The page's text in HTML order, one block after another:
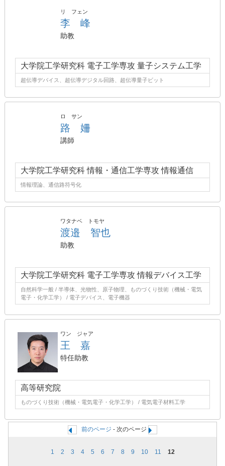
リ フェン
李 峰
助教
大学院工学研究科 電子工学専攻 量子システム工学
超伝導デバイス、超伝導デジタル回路、超伝導量子ビット
ロ サン
路 姍
講師
大学院工学研究科 情報・通信工学専攻 情報通信
情報理論、通信路符号化
ワタナベ トモヤ
渡邉 智也
助教
大学院工学研究科 電子工学専攻 情報デバイス工学
自然科学一般 / 半導体、光物性、原子物理、ものづくり技術（機械・電気
電子・化学工学） / 電子デバイス、電子機器
ワン ジャア
王 嘉
特任助教
高等研究院
ものづくり技術（機械・電気電子・化学工学） / 電気電子材料工学
前のページ - 次のページ
1 2 3 4 5 6 7 8 9 10 11 12